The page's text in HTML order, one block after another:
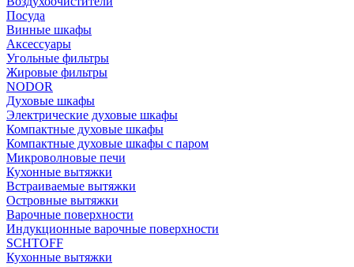
Посуда
Винные шкафы
Аксессуары
Угольные фильтры
Жировые фильтры
NODOR
Духовые шкафы
Электрические духовые шкафы
Компактные духовые шкафы
Компактные духовые шкафы с паром
Микроволновые печи
Кухонные вытяжки
Встраиваемые вытяжки
Островные вытяжки
Варочные поверхности
Индукционные варочные поверхности
SCHTOFF
Кухонные вытяжки